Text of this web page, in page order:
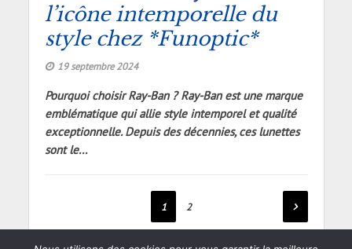
l’icône intemporelle du
style chez *Funoptic*
19 septembre 2024
Pourquoi choisir Ray-Ban ? Ray-Ban est une marque
emblématique qui allie style intemporel et qualité
exceptionnelle. Depuis des décennies, ces lunettes
sont le...
1 2